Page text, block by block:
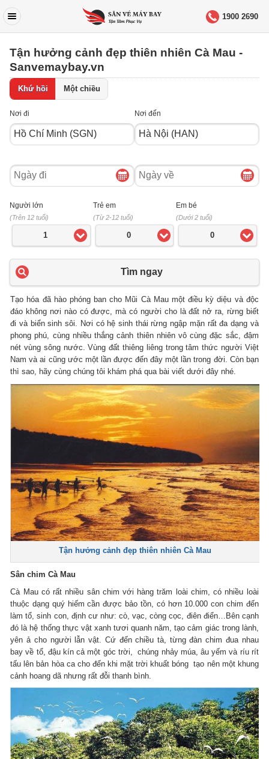
1900 2690
Tận hưởng cảnh đẹp thiên nhiên Cà Mau -
Sanvemaybay.vn
Khứ hồi Một chiều
Nơi đi Nơi đến
Ngày
đi
Ngày
về
Người lớn
(Trên 12 tuổi)
1
Trẻ em
(Từ 2-12 tuổi)
0
Em bé
(Dưới 2 tuổi)
0
Tìm ngay
Tạo hóa đã hào phóng ban cho Mũi Cà Mau một điều kỳ diệu và độc
đáo không nơi nào có được, mà có người cho là đất nở ra, rừng biết
đi và biển sinh sôi. Nơi có hệ sinh thái rừng ngập mặn rất đa dạng và
phong phú, cùng nhiều thắng cảnh thiên nhiên vô cùng đặc sắc, đậm
nét vùng sông nước. Vùng đất thiêng liêng trong tâm thức người Việt
Nam và ai cũng ước một lần được đến đây một lần trong đời. Còn bạn
thì sao, hãy cùng chúng tôi khám phá qua bài viết dưới đây nhé.
Tận hưởng cảnh đẹp thiên nhiên Cà Mau
Sân chim Cà Mau
Cà Mau có rất nhiều sân chim với hàng trăm loài chim, có nhiều loài
thuộc dạng quý hiếm cần được bảo tồn, có hơn 10.000 con chim đến
làm tổ, sinh con, định cư như: cò, vạc, còng cọc, điên điển…Bên cạnh
đó là hệ thống thực vật xanh tươi quanh năm, tạo cảm giác trong lành,
yên ả cho người lẫn vật. Cứ đến chiều tà, từng đàn chim đua nhau
bay về tổ, đậu kín cả một góc trời, chúng nhảy múa, âu yếm và ríu rít
tấu lên bản hòa ca cho đến khi mặt trời khuất bóng tạo nên một khung
cảnh hoang dã nhưng rất đỗi thanh bình.